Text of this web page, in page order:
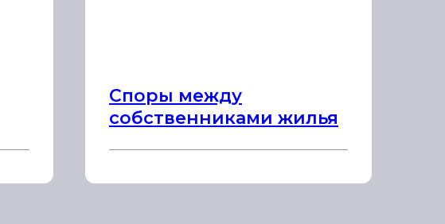
Споры между
собственниками жилья